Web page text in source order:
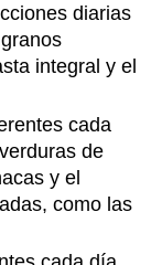
diarias
integral y el
cada
de
y el
como las